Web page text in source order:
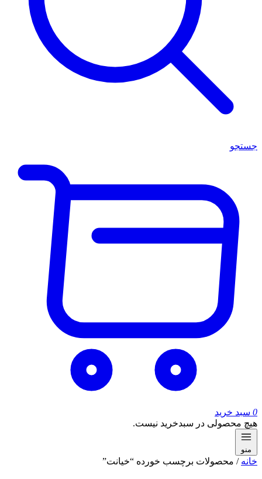
جستجو
0 سبد خرید
هیچ محصولی در سبدخرید نیست.
منو
خانه / محصولات برچسب خورده “خیانت”